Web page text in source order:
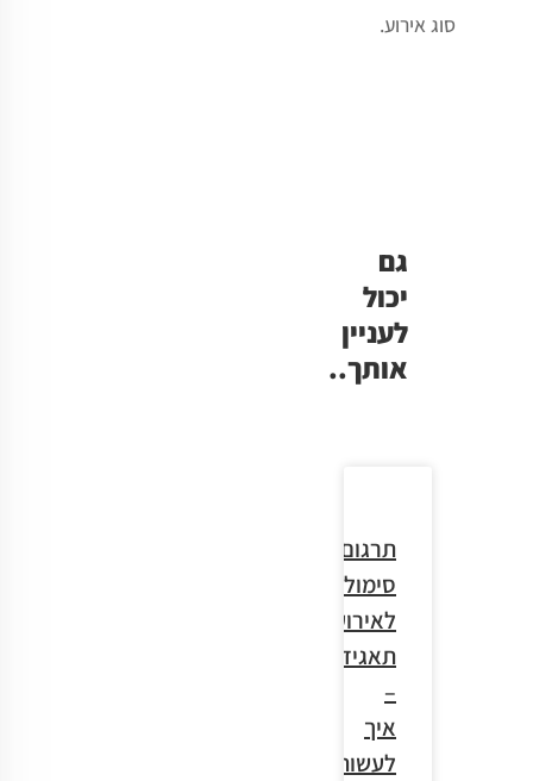
סוג אירוע.
גם
יכול
לעניין
אותך..
תרגום
סימולטני
לאירועי
תאגיד
–
איך
לעשות